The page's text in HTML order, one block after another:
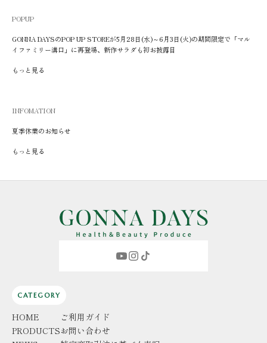
POPUP
GONNA DAYSのPOP UP STOREが5月28日(水)～6月3日(火)の期間限定で「マル
イファミリー溝口」に再登場、新作サラダも初お披露目
もっと見る
INFOMATION
夏季休業のお知らせ
もっと見る
CATEGORY
HOME
PRODUCTS
ご利用ガイド
お問い合わせ